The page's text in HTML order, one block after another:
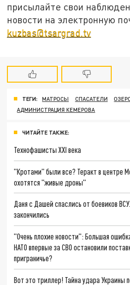
присылайте свои
новости на электронную
kuzbas@tsargrad.tv
ТЕГИ: МАТРОСЫ СПАСАТЕЛИ
АДМИНИСТРАЦИЯ КЕМЕРОВА
ЧИТАЙТЕ ТАКЖЕ:
Технофашисты XXI века
"Кротами" были все? Теракт в центре
охотятся "живые дроны"
Даня с Дашей спаслись от боевиков
закончились
"Очень плохие новости": Большая
НАТО впервые за СВО остановили
приграничье?
Вот это триллер! Тайна удара Украины